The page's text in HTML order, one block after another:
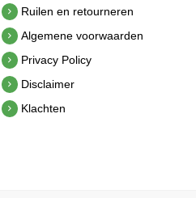
Ruilen en retourneren
Algemene voorwaarden
Privacy Policy
Disclaimer
Klachten